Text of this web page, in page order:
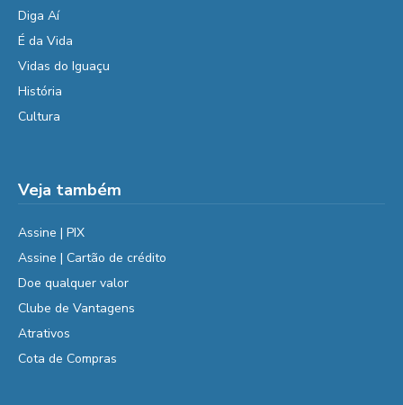
Diga Aí
É da Vida
Vidas do Iguaçu
História
Cultura
Veja também
Assine | PIX
Assine | Cartão de crédito
Doe qualquer valor
Clube de Vantagens
Atrativos
Cota de Compras